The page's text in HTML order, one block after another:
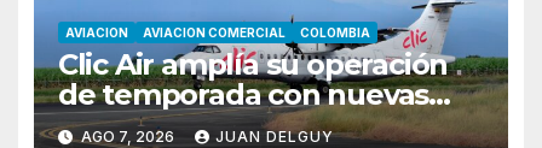
AVIACION AVIACION COMERCIAL COLOMBIA
Clic Air amplía su operación
de temporada con nuevas
rutas hacia Cartagena y Tolú
AGO 7, 2026 JUAN DELGUY